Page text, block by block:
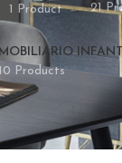
1 Product
21
MOBILIARIO
Products